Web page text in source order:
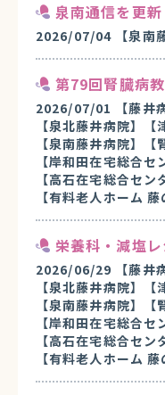
泉南通信を更
2026/07/04 【泉南
第79回腎臓病
2026/07/01 【藤井
【泉北藤井病院】
【泉南藤井病院】
【岸和田在宅総合セ
【高石在宅総合セン
【有料老人ホーム 藤
栄養科・減塩レ
2026/06/29 【藤井
【泉北藤井病院】
【泉南藤井病院】
【岸和田在宅総合セ
【高石在宅総合セン
【有料老人ホーム 藤